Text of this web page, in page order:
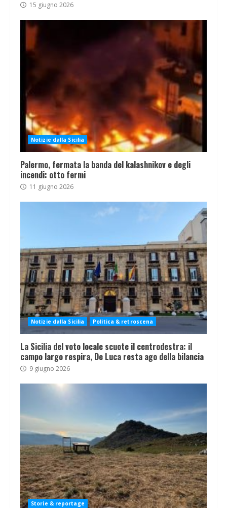
15 giugno 2026
Notizie dalla Sicilia
Palermo, fermata la banda del kalashnikov e degli
incendi: otto fermi
11 giugno 2026
Notizie dalla Sicilia Politica & retroscena
La Sicilia del voto locale scuote il centrodestra: il
campo largo respira, De Luca resta ago della bilancia
9 giugno 2026
Storie & reportage